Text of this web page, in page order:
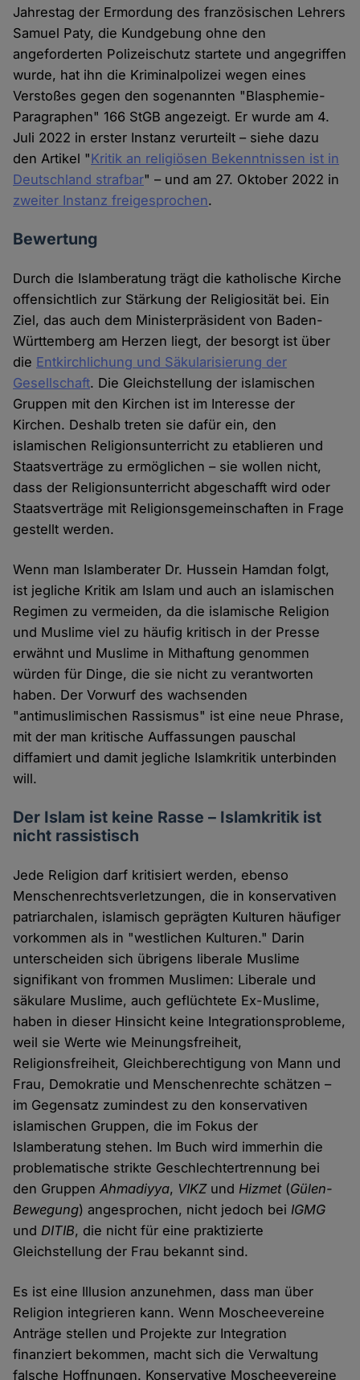
Jahrestag der Ermordung des französischen Lehrers
Samuel Paty, die Kundgebung ohne den
angeforderten Polizeischutz startete und angegriffen
wurde, hat ihn die Kriminalpolizei wegen eines
Verstoßes gegen den sogenannten "Blasphemie-
Paragraphen" 166 StGB angezeigt. Er wurde am 4.
Juli 2022 in erster Instanz verurteilt – siehe dazu
den Artikel "Kritik an religiösen Bekenntnissen ist in
Deutschland strafbar" – und am 27. Oktober 2022 in
zweiter Instanz freigesprochen.
Bewertung
Durch die Islamberatung trägt die katholische Kirche
offensichtlich zur Stärkung der Religiosität bei. Ein
Ziel, das auch dem Ministerpräsident von Baden-
Württemberg am Herzen liegt, der besorgt ist über
die Entkirchlichung und Säkularisierung der
Gesellschaft. Die Gleichstellung der islamischen
Gruppen mit den Kirchen ist im Interesse der
Kirchen. Deshalb treten sie dafür ein, den
islamischen Religionsunterricht zu etablieren und
Staatsverträge zu ermöglichen – sie wollen nicht,
dass der Religionsunterricht abgeschafft wird oder
Staatsverträge mit Religionsgemeinschaften in Frage
gestellt werden.
Wenn man Islamberater Dr. Hussein Hamdan folgt,
ist jegliche Kritik am Islam und auch an islamischen
Regimen zu vermeiden, da die islamische Religion
und Muslime viel zu häufig kritisch in der Presse
erwähnt und Muslime in Mithaftung genommen
würden für Dinge, die sie nicht zu verantworten
haben. Der Vorwurf des wachsenden
"antimuslimischen Rassismus" ist eine neue Phrase,
mit der man kritische Auffassungen pauschal
diffamiert und damit jegliche Islamkritik unterbinden
will.
Der Islam ist keine Rasse – Islamkritik ist
nicht rassistisch
Jede Religion darf kritisiert werden, ebenso
Menschenrechtsverletzungen, die in konservativen
patriarchalen, islamisch geprägten Kulturen häufiger
vorkommen als in "westlichen Kulturen." Darin
unterscheiden sich übrigens liberale Muslime
signifikant von frommen Muslimen: Liberale und
säkulare Muslime, auch geflüchtete Ex-Muslime,
haben in dieser Hinsicht keine Integrationsprobleme,
weil sie Werte wie Meinungsfreiheit,
Religionsfreiheit, Gleichberechtigung von Mann und
Frau, Demokratie und Menschenrechte schätzen –
im Gegensatz zumindest zu den konservativen
islamischen Gruppen, die im Fokus der
Islamberatung stehen. Im Buch wird immerhin die
problematische strikte Geschlechtertrennung bei
den GruppenAhmadiyya, VIKZund Hizmet(Gülen-
Bewegung) angesprochen, nicht jedoch bei IGMG
und DITIB, die nicht für eine praktizierte
Gleichstellung der Frau bekannt sind.
Es ist eine Illusion anzunehmen, dass man über
Religion integrieren kann. Wenn Moscheevereine
Anträge stellen und Projekte zur Integration
finanziert bekommen, macht sich die Verwaltung
falsche Hoffnungen. Konservative Moscheevereine